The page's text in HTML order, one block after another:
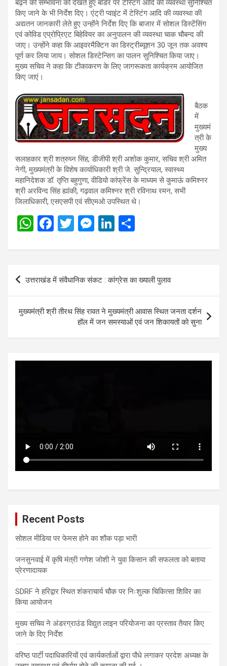
बढ़ने की सम्भावना को देखते हुए बॉर्डर पर टेस्टिंग आदि की व्यवस्था सुनिश्चित
किए जाने के भी निर्देश दिए। एंट्री प्वाइंट में टेस्टिंग आदि की व्यवस्था की
अद्यतन जानकारी लेते हुए उन्होंने निर्देश दिए कि बाजार में सोशल डिस्टेंसिंग
एवं कोविड एप्रोप्रिएट बिहेवियर का अनुपालन की व्यवस्था चाक चौबन्द की
जाए। उन्होंने कहा कि आइवरमैक्टिन का डिस्ट्रीब्यूशन 30 जून तक अवश्य
पूर्ण कर लिया जाय। सोशल डिस्टेन्सिग का पालन सुनिश्चित किया जाए।
मुख्य सचिव ने कहा कि टीकाकरण के लिए जागरूकता कार्यक्रम आयोजित
किए जाएं।
बैठक
में
मुख्यमं
त्री के
मुख्य
सलाहकार श्री शत्रुघ्न सिंह, डीजीपी श्री अशोक कुमार, सचिव श्री अमित
नेगी, मुख्यमंत्री के विशेष कार्याधिकारी श्री जे. सुन्द्रियाल, स्वास्थ्य
महानिदेशक डॉ. तृप्ति बहुगुणा, वीडियो कांफ्रेंस के माध्यम से कुमाऊं कमिश्नर
श्री अरविन्द सिंह ह्यांकी, गढ़वाल कमिश्नर श्री रविनाथ रमन, सभी
जिलाधिकारी, एसएसपी एवं सीएमओ उपस्थित थे।
W
at
A
p
p
F
ce
b
o
o
k
T
tt
er
M
se
g
er
Li
ke
dI
n
ar
Post
उत्तराखंड में संवैधानिक संकट : कांग्रेस का ख्याली पुलाव
मुख्यमंत्री श्री तीरथ सिंह रावत ने मुख्यमंत्री आवास स्थित जनता दर्शन
हॉल में जन समस्याओं एवं जन शिकायतों को सुना
Recent Posts
सोशल मीडिया पर फेमस होने का शौक पड़ा भारी
जनसुनवाई में कृषि मंत्री गणेश जोशी ने युवा किसान की सफलता को बताया
प्रेरणादायक
SDRF ने हरिद्वार स्थित शंकराचार्य चौक पर निःशुल्क चिकित्सा शिविर का
किया आयोजन
मुख्य सचिव ने अंडरग्राउंड विद्युत लाइन परियोजना का प्रस्ताव तैयार किए
जाने के दिए निर्देश
वरिष्ठ पार्टी पदाधिकारियों एवं कार्यकर्ताओं द्वारा पौधे लगाकर प्रदेश अध्यक्ष के